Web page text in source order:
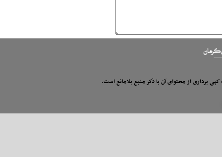
برداری از محتوای آن با ذکر منبع بلامانع است.